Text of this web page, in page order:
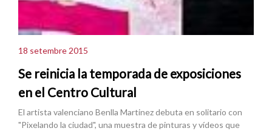
18 setembre 2015
Se reinicia la temporada de exposiciones
en el Centro Cultural
El artista valenciano Benlla Martinez debuta en solitario con
"Pixelando la ciudad", una muestra de pinturas y vídeos que